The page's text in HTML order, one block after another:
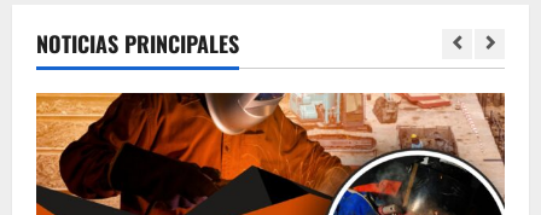
NOTICIAS PRINCIPALES